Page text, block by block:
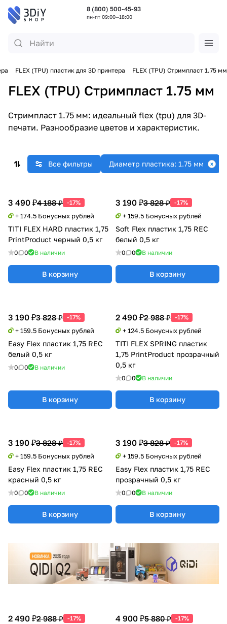
8 (800) 500-45-93
пн-пт 09:00—18:00
FLEX (TPU) пластик для 3D принтера FLEX (TPU) Стримпласт 1.75 мм
FLEX (TPU) Стримпласт 1.75 мм
Стримпласт 1.75 мм: идеальный flex (tpu) для 3D-
печати. Разнообразие цветов и характеристик.
Все фильтры Диаметр пластика: 1.75 мм
3 490 ₽4 188 ₽ -17%
+ 174.5 Бонусных рублей
TITI FLEX HARD пластик 1,75
PrintProduct черный 0,5 кг
0 0 В наличии
В корзину
3 190 ₽3 828 ₽ -17%
+ 159.5 Бонусных рублей
Soft Flex пластик 1,75 REC
белый 0,5 кг
0 0 В наличии
В корзину
3 190 ₽3 828 ₽ -17%
+ 159.5 Бонусных рублей
Easy Flex пластик 1,75 REC
белый 0,5 кг
0 0 В наличии
В корзину
2 490 ₽2 988 ₽ -17%
+ 124.5 Бонусных рублей
TITI FLEX SPRING пластик
1,75 PrintProduct прозрачный
0,5 кг
0 0 В наличии
В корзину
3 190 ₽3 828 ₽ -17%
+ 159.5 Бонусных рублей
Easy Flex пластик 1,75 REC
красный 0,5 кг
0 0 В наличии
В корзину
3 190 ₽3 828 ₽ -17%
+ 159.5 Бонусных рублей
Easy Flex пластик 1,75 REC
прозрачный 0,5 кг
0 0 В наличии
В корзину
2 490 ₽2 988 ₽ -17% 4 900 ₽5 880 ₽ -17%